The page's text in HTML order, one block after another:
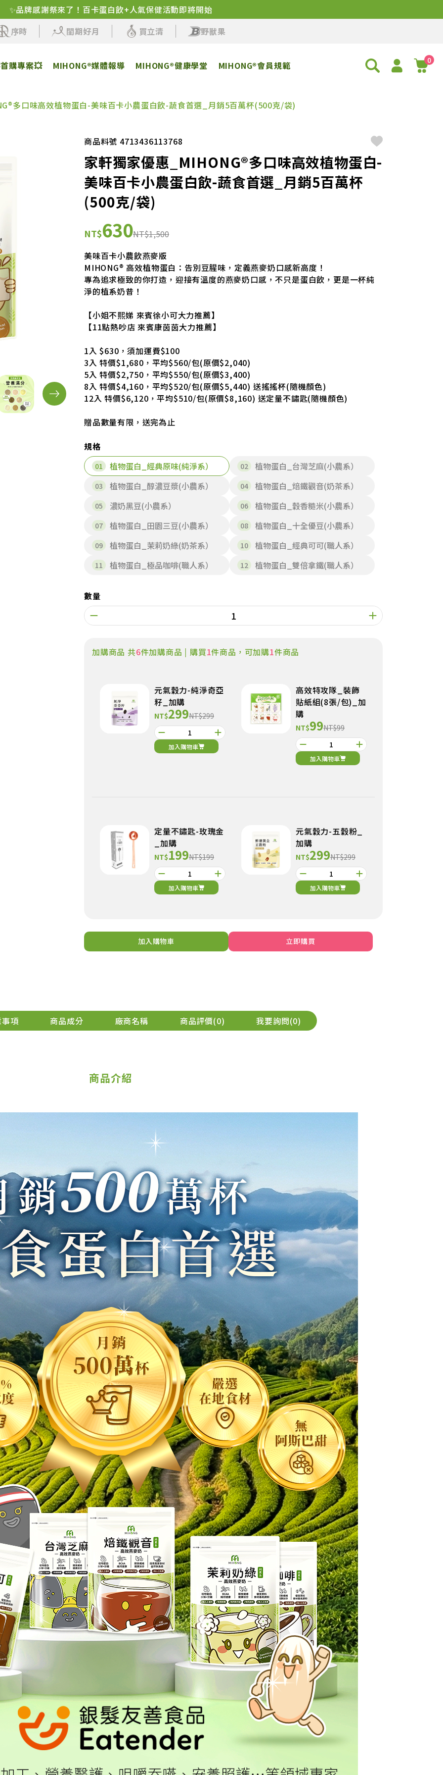
✨品牌感謝祭來了！百卡蛋白飲+人氣保健活動即將開始
序時
閨期好月 買立清 野獸果
購專案💥 MIHONG®媒體報導 MIHONG®健康學堂 MIHONG®會員規範 0
多口味高效植物蛋白-美味百卡小農蛋白飲-蔬食首選_月銷5百萬杯(500克/袋)
商品料號 4713436113768
家軒獨家優惠_MIHONG®多口味高效植物蛋白-
美味百卡小農蛋白飲-蔬食首選_月銷5百萬杯
(500克/袋)
NT$630NT$1,500
美味百卡小農飲燕麥版
MIHONG® 高效植物蛋白：告別豆腥味，定義燕麥奶口感新高度！
專為追求極致的你打造，迎接有溫度的燕麥奶口感，不只是蛋白飲，更是一杯純
淨的植系奶昔！
【小姐不熙娣 來賓徐小可大力推薦】
【11點熱吵店 來賓康茵茵大力推薦】
1入 $630，須加運費$100
3入 特價$1,680，平均$560/包(原價$2,040)
5入 特價$2,750，平均$550/包(原價$3,400)
8入 特價$4,160，平均$520/包(原價$5,440) 送搖搖杯(隨機顏色)
12入 特價$6,120，平均$510/包(原價$8,160) 送定量不鏽匙(隨機顏色)
贈品數量有限，送完為止
規格
植物蛋白_經典原味(純淨系）
植物蛋白_台灣芝麻(小農系）
植物蛋白_醇濃豆漿(小農系）
植物蛋白_焙鐵觀音(奶茶系）
濃奶黑豆(小農系）
植物蛋白_穀香糙米(小農系）
植物蛋白_田園三豆(小農系）
植物蛋白_十全優豆(小農系）
植物蛋白_茉莉奶綠(奶茶系）
植物蛋白_經典可可(職人系）
植物蛋白_極品咖啡(職人系）
植物蛋白_雙倍拿鐵(職人系）
數量
加購商品 共6件加購商品 | 購買1件商品，可加購1件商品
元氣穀力-純淨奇亞
籽_加購
NT$299NT$299
加入購物車
高效特攻隊_裝飾
貼紙組(8張/包)_加
購
NT$99NT$99
加入購物車
定量不鏽匙-玫瑰金
_加購
NT$199NT$199
加入購物車
元氣穀力-五穀粉_
加購
NT$299NT$299
加入購物車
加入購物車 加入購物車
加入購物車 立即購買
項 商品成分 廠商名稱 商品評價 0 我要詢問 0
商品介紹